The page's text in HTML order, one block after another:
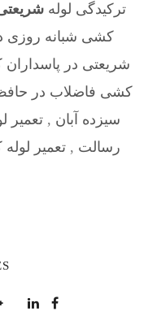
ترکیدگی لوله
کشی شبانه روزی
شریعتی در
کشی فاضلاب در
سیزده آبان , تعمیر
رسالت , تعمیر